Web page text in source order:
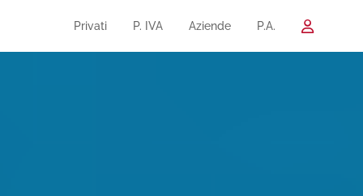
Privati P. IVA Aziende P.A.